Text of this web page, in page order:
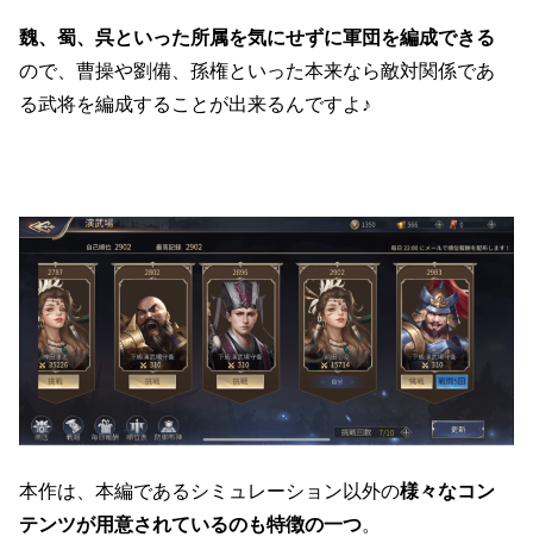
魏、蜀、呉といった所属を気にせずに軍団を編成できる
ので、曹操や劉備、孫権といった本来なら敵対関係であ
る武将を編成することが出来るんですよ♪
本作は、本編であるシミュレーション以外の様々なコン
テンツが用意されているのも特徴の一つ。